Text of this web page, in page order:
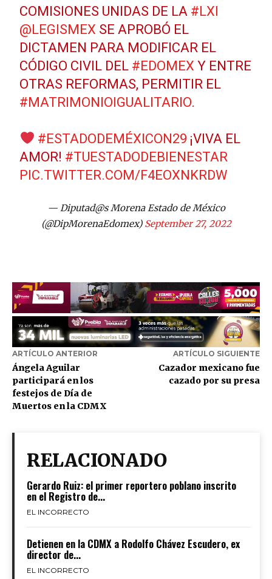
COMISIONES UNIDAS DE LA #LXI
@LEGISMEX SE APROBÓ EL
DICTAMEN PARA MODIFICAR EL
CÓDIGO CIVIL DEL #EDOMEX Y ENTRE
OTRAS REFORMAS, PERMITIR EL
#MATRIMONIOIGUALITARIO.
#ESTADODEMÉXICON29 ¡VIVA EL
AMOR! #TUESTADODEBIENESTAR
PIC.TWITTER.COM/F4EOXNKRDW
— Diputad@s Morena Estado de México
(@DipMorenaEdomex) September 27, 2022
ARTÍCULO ANTERIOR
Ángela Aguilar
participará en los
festejos de Día de
Muertos en la CDMX
ARTÍCULO SIGUIENTE
Cazador mexicano fue
cazado por su presa
RELACIONADO
Gerardo Ruiz: el primer reportero poblano inscrito
en el Registro de...
EL INCORRECTO
Detienen en la CDMX a Rodolfo Chávez Escudero, ex
director de...
EL INCORRECTO